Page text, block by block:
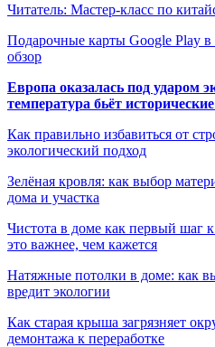
Читатель: Мастер-класс по
Подарочные карты Google Play
обзор
Европа оказалась под ударом
температура бьёт
Как правильно избавиться от
экологический подход
Зелёная кровля: как выбор
дома и участка
Чистота в доме как первый шаг
это важнее, чем кажется
Натяжные потолки в доме: как
вредит экологии
Как старая крыша загрязняет
демонтажа к переработке